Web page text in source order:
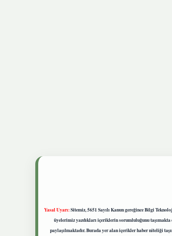
Yasal Uyarı:Sitemiz, 5651 Sayılı Kanun gereğince Bilgi
üyelerimiz yazdıkları içeriklerin sorumluluğunu taşımakta
paylaşılmaktadır. Burada yer alan içerikler haber niteliği